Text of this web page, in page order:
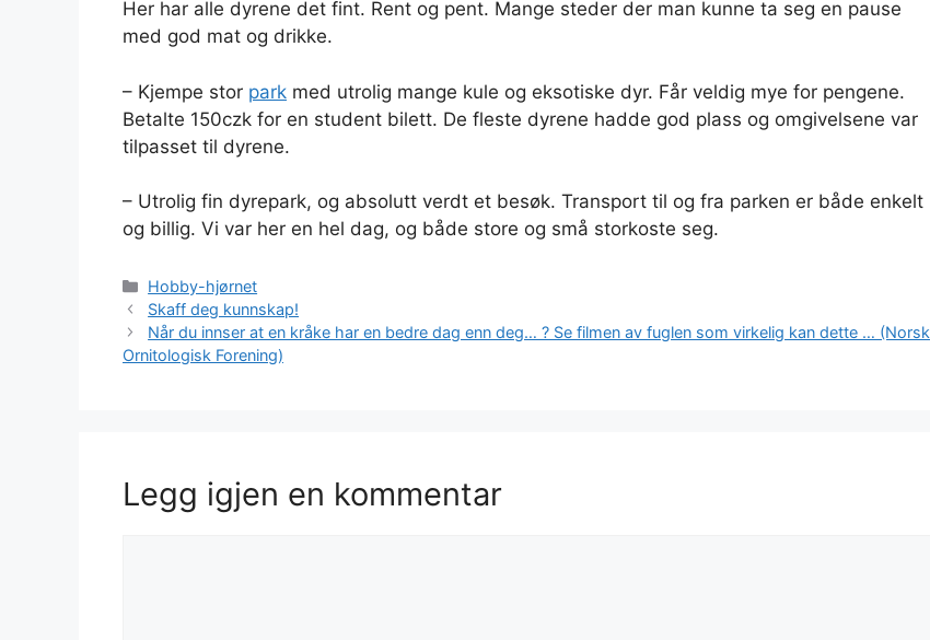
Her har alle dyrene det fint. Rent og pent. Mange steder der man kunne ta seg en pause
med god mat og drikke.
– Kjempe stor park med utrolig mange kule og eksotiske dyr. Får veldig mye for pengene.
Betalte 150czk for en student bilett. De fleste dyrene hadde god plass og omgivelsene var
tilpasset til dyrene.
– Utrolig fin dyrepark, og absolutt verdt et besøk. Transport til og fra parken er både enkelt
og billig. Vi var her en hel dag, og både store og små storkoste seg.
Kategorier
Hobby-hjørnet
Skaff deg kunnskap!
Når du innser at en kråke har en bedre dag enn deg… ? Se filmen av fuglen som virkelig kan dette … (Norsk
Ornitologisk Forening)
Legg igjen en kommentar